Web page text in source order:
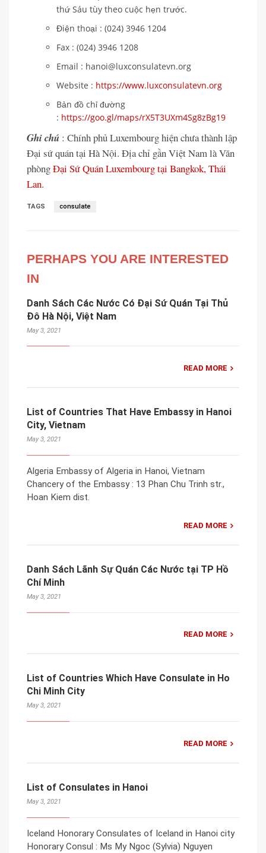
thứ Sáu tùy theo cuộc hẹn trước.
Điện thoại : (024) 3946 1204
Fax : (024) 3946 1208
Email : hanoi@luxconsulatevn.org
Website : https://www.luxconsulatevn.org
Bản đồ chỉ đường
: https://goo.gl/maps/rX5T3UXm4Sg8zBg19
Ghi chú : Chính phủ Luxembourg hiện chưa thành lập
Đại sứ quán tại Hà Nội. Địa chỉ gần Việt Nam là Văn
phòngĐại Sứ Quán Luxembourg tại Bangkok, Thái
Lan.
TAGS consulate
PERHAPS YOU ARE INTERESTED
IN
Danh Sách Các Nước Có Đại Sứ Quán Tại Thủ
Đô Hà Nội, Việt Nam
May 3, 2021
READ MORE
List of Countries That Have Embassy in Hanoi
City, Vietnam
May 3, 2021
Algeria Embassy of Algeria in Hanoi, Vietnam
Chancery of the Embassy : 13 Phan Chu Trinh str.,
Hoan Kiem dist.
READ MORE
Danh Sách Lãnh Sự Quán Các Nước tại TP Hồ
Chí Minh
May 3, 2021
READ MORE
List of Countries Which Have Consulate in Ho
Chi Minh City
May 3, 2021
READ MORE
List of Consulates in Hanoi
May 3, 2021
Iceland Honorary Consulates of Iceland in Hanoi city
Honorary Consul : Ms My Ngoc (Sylvia) Nguyen